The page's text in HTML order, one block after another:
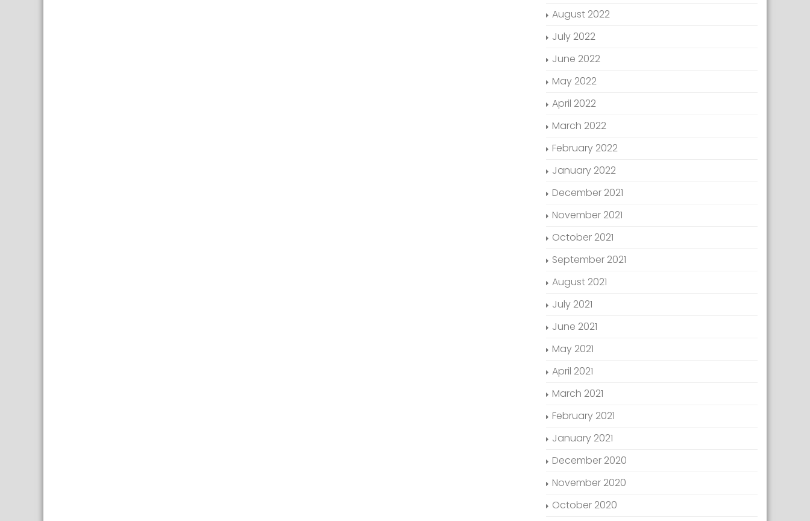
August 2022
July 2022
June 2022
May 2022
April 2022
March 2022
February 2022
January 2022
December 2021
November 2021
October 2021
September 2021
August 2021
July 2021
June 2021
May 2021
April 2021
March 2021
February 2021
January 2021
December 2020
November 2020
October 2020